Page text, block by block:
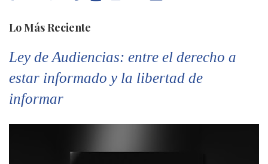
Lo Más Reciente
Ley de Audiencias: entre el derecho a
estar informado y la libertad de
informar